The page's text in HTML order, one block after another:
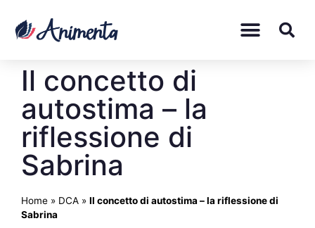
Il concetto di
autostima – la
riflessione di
Sabrina
Home » DCA » Il concetto di autostima – la riflessione di
Sabrina